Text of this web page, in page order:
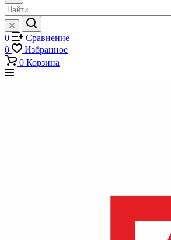
0
Сравнение
0
Избранное
0 Корзина